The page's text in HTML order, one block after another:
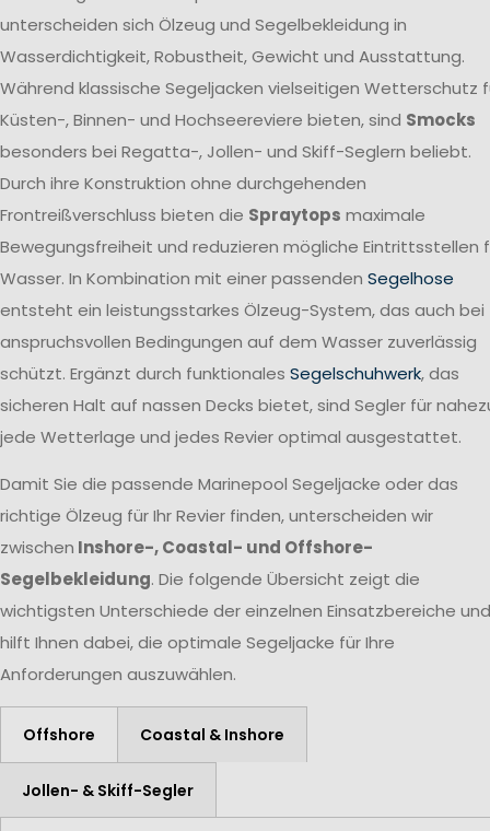
unterscheiden sich Ölzeug und Segelbekleidung in
Wasserdichtigkeit, Robustheit, Gewicht und Ausstattung.
Während klassische Segeljacken vielseitigen Wetterschutz
Küsten-, Binnen- und Hochseereviere bieten, sind Smocks
besonders bei Regatta-, Jollen- und Skiff-Seglern beliebt.
Durch ihre Konstruktion ohne durchgehenden
Frontreißverschluss bieten die Spraytops maximale
Bewegungsfreiheit und reduzieren mögliche Eintrittsstellen
Wasser. In Kombination mit einer passenden Segelhose
entsteht ein leistungsstarkes Ölzeug-System, das auch bei
anspruchsvollen Bedingungen auf dem Wasser zuverlässig
schützt. Ergänzt durch funktionales Segelschuhwerk, das
sicheren Halt auf nassen Decks bietet, sind Segler für
jede Wetterlage und jedes Revier optimal ausgestattet.
Damit Sie die passende Marinepool Segeljacke oder das
richtige Ölzeug für Ihr Revier finden, unterscheiden wir
zwischen Inshore-, Coastal- und Offshore-
Segelbekleidung. Die folgende Übersicht zeigt die
wichtigsten Unterschiede der einzelnen Einsatzbereiche und
hilft Ihnen dabei, die optimale Segeljacke für Ihre
Anforderungen auszuwählen.
Offshore Coastal & Inshore
Jollen- & Skiff-Segler